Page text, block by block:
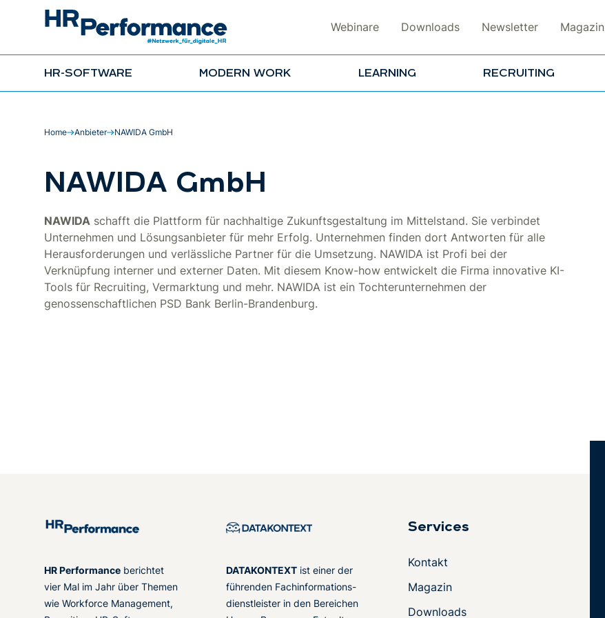
Webinare Downloads Newsletter Magazin
HR-SOFTWARE MODERN WORK LEARNING RECRUITING
Home Anbieter NAWIDA GmbH
NAWIDA GmbH
NAWIDA schafft die Plattform für nachhaltige Zukunftsgestaltung im Mittelstand. Sie verbindet
Unternehmen und Lösungsanbieter für mehr Erfolg. Unternehmen finden dort Antworten für alle
Herausforderungen und verlässliche Partner für die Umsetzung. NAWIDA ist Profi bei der
Verknüpfung interner und externer Daten. Mit diesem Know-how entwickelt die Firma innovative KI-
Tools für Recruiting, Vermarktung und mehr. NAWIDA ist ein Tochterunternehmen der
genossenschaftlichen PSD Bank Berlin-Brandenburg.
HR Performance berichtet
vier Mal im Jahr über Themen
wie Workforce Management,
DATAKONTEXT ist einer der
führenden Fachinformations-
dienstleister in den Bereichen
Services
Kontakt
Magazin
Downloads